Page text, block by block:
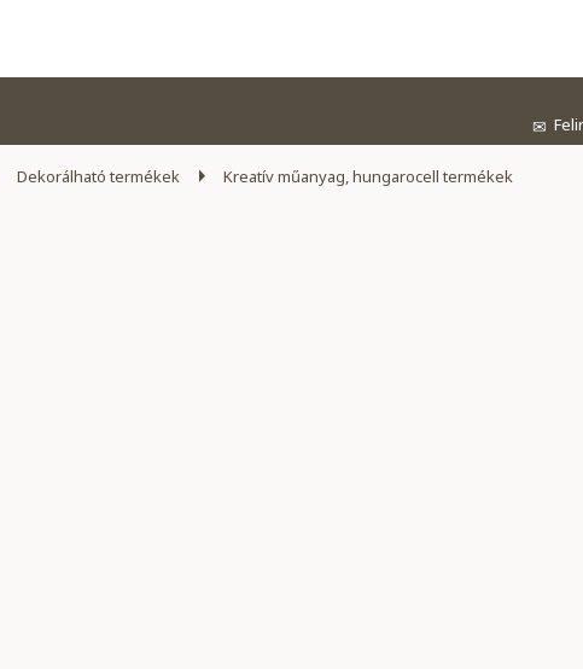
✉
Dekorálható termékek Kreatív műanyag, hungarocell termékek